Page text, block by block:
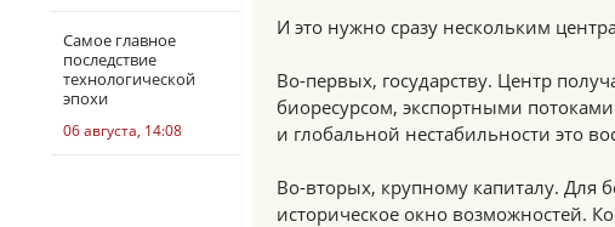
Самое главное
последствие
технологической
эпохи
06 августа, 14:08
И это нужно сразу нескольким
Во-первых, государству. Центр
биоресурсом, экспортными
и глобальной нестабильности это
Во-вторых, крупному капиталу.
историческое окно возможностей.